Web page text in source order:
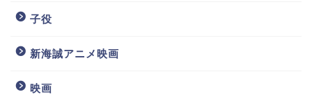
子役
新海誠アニメ映画
映画